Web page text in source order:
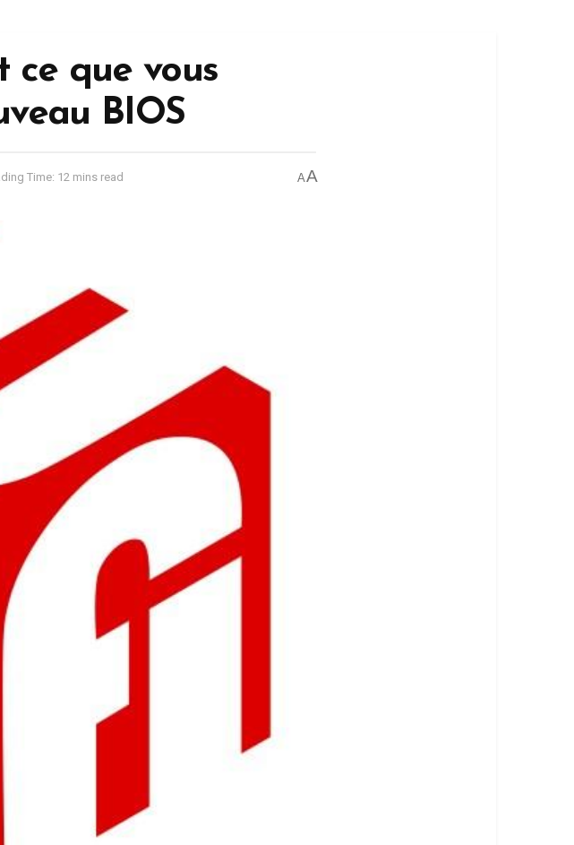
ce que vous
BIOS
Time: 12 mins read AA